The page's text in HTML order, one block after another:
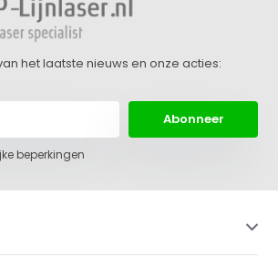
het laatste nieuws en onze acties:
Abonneer
beperkingen